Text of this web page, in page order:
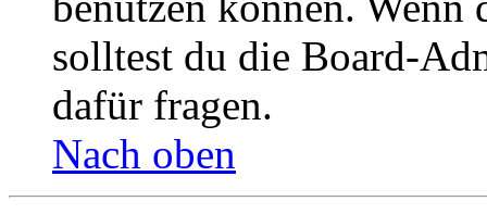
solltest du die Board-
dafür fragen.
Nach oben